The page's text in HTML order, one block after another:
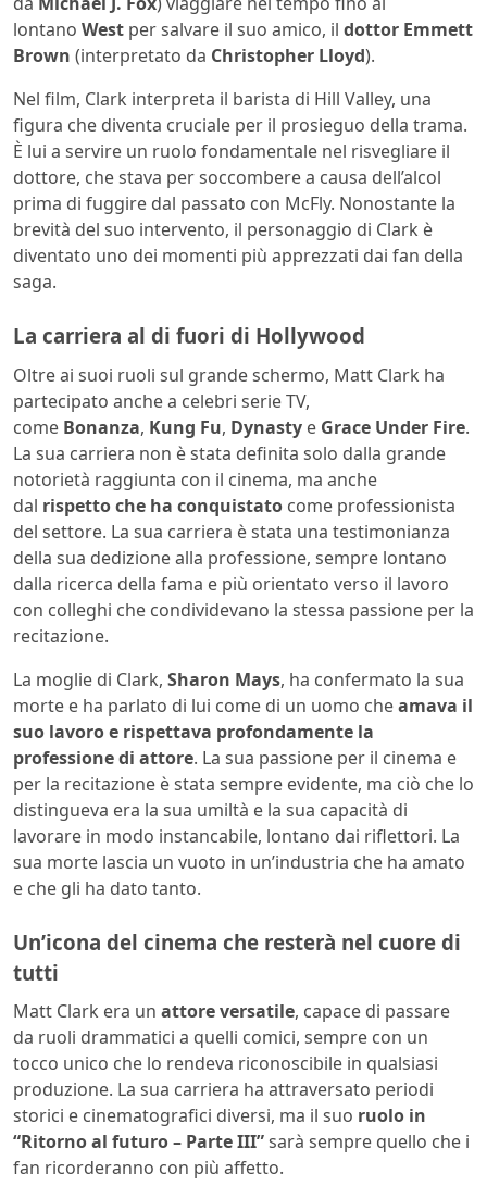
lontano West per salvare il suo amico, il dottor Emmett
Brown (interpretato da Christopher Lloyd).
Nel film, Clark interpreta il barista di Hill Valley, una
figura che diventa cruciale per il prosieguo della trama.
È lui a servire un ruolo fondamentale nel risvegliare il
dottore, che stava per soccombere a causa dell’alcol
prima di fuggire dal passato con McFly. Nonostante la
brevità del suo intervento, il personaggio di Clark è
diventato uno dei momenti più apprezzati dai fan della
saga.
La carriera al di fuori di Hollywood
Oltre ai suoi ruoli sul grande schermo, Matt Clark ha
partecipato anche a celebri serie TV,
come Bonanza, Kung Fu, Dynasty e Grace Under Fire.
La sua carriera non è stata definita solo dalla grande
notorietà raggiunta con il cinema, ma anche
dal rispetto che ha conquistato come professionista
del settore. La sua carriera è stata una testimonianza
della sua dedizione alla professione, sempre lontano
dalla ricerca della fama e più orientato verso il lavoro
con colleghi che condividevano la stessa passione per la
recitazione.
La moglie di Clark, Sharon Mays, ha confermato la sua
morte e ha parlato di lui come di un uomo cheamava il
suo lavoro e rispettava profondamente la
professione di attore. La sua passione per il cinema e
per la recitazione è stata sempre evidente, ma ciò che lo
distingueva era la sua umiltà e la sua capacità di
lavorare in modo instancabile, lontano dai riflettori. La
sua morte lascia un vuoto in un’industria che ha amato
e che gli ha dato tanto.
Un’icona del cinema che resterà nel cuore di
tutti
Matt Clark era un attore versatile, capace di passare
da ruoli drammatici a quelli comici, sempre con un
tocco unico che lo rendeva riconoscibile in qualsiasi
produzione. La sua carriera ha attraversato periodi
storici e cinematografici diversi, ma il suo ruolo in
“Ritorno al futuro – Parte III”sarà sempre quello che i
fan ricorderanno con più affetto.